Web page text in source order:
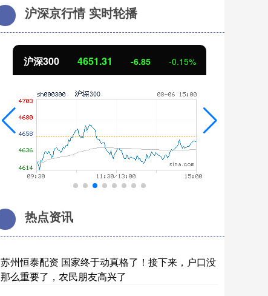
沪深京行情 实时轮播
沪深300 4651.31 -6.85 -0.15%
热点资讯
苏州恒泰配资 国家终于动真格了！接下来，户口没
那么重要了，农民朋友高兴了